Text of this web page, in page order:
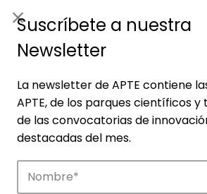
Suscríbete a nuestra
Newsletter
La newsletter de APTE contiene
APTE, de los parques científicos y
de las convocatorias de
destacadas del mes.